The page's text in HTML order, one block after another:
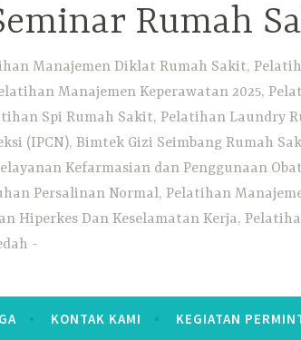
Rumah
Manajemen Diklat Rumah Sakit,
Manajemen Keperawatan 2025,
Spi Rumah Sakit, Pelatihan Laundry
(IPCN), Bimtek Gizi Seimbang Rumah
Kefarmasian dan Penggunaan Obat
Persalinan Normal, Pelatihan
Hiperkes Dan Keselamatan Kerja,
KONTAK KAMI KEGIATAN